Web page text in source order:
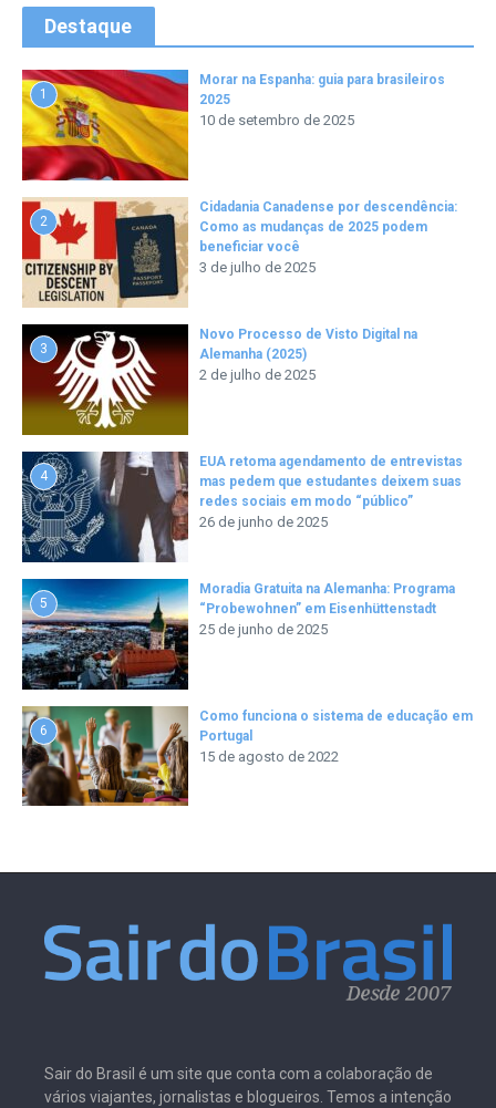
Destaque
1
Morar na Espanha: guia para brasileiros
2025
10 de setembro de 2025
2
Cidadania Canadense por descendência:
Como as mudanças de 2025 podem
beneficiar você
3 de julho de 2025
3
Novo Processo de Visto Digital na
Alemanha (2025)
2 de julho de 2025
4
EUA retoma agendamento de entrevistas
mas pedem que estudantes deixem suas
redes sociais em modo “público”
26 de junho de 2025
5
Moradia Gratuita na Alemanha: Programa
“Probewohnen” em Eisenhüttenstadt
25 de junho de 2025
6
Como funciona o sistema de educação em
Portugal
15 de agosto de 2022
Sair do Brasil é um site que conta com a colaboração de
vários viajantes, jornalistas e blogueiros. Temos a intenção